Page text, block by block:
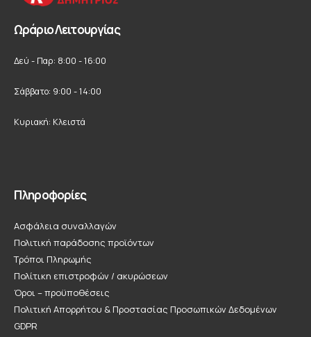
Ωράριο Λειτουργίας
Δεύ - Παρ: 8:00 - 16:00
Σάββατο: 9:00 - 14:00
Κυριακή: Κλειστά
Πληροφορίες
Ασφάλεια συναλλαγών
Πολιτική παράδοσης προϊόντων
Τρόποι Πληρωμής
Πολίτικη επιστροφών / ακυρώσεων
Όροι – προϋποθέσεις
Πολιτική Απορρήτου & Προστασίας Προσωπικών Δεδομένων
GDPR